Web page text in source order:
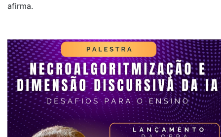
afirma.